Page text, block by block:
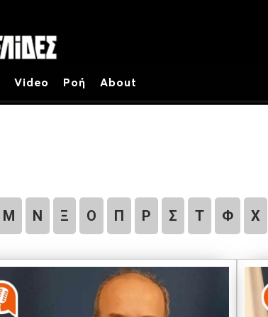
Video Ροή About
Μ Ν Ξ Ο Π Ρ Σ Τ Φ Χ